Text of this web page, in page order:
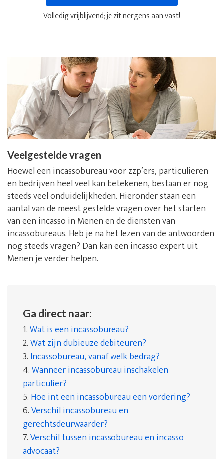
Volledig vrijblijvend; je zit nergens aan vast!
Veelgestelde vragen
Hoewel een incassobureau voor zzp’ers, particulieren
en bedrijven heel veel kan betekenen, bestaan er nog
steeds veel onduidelijkheden. Hieronder staan een
aantal van de meest gestelde vragen over het starten
van een incasso in Menen en de diensten van
incassobureaus. Heb je na het lezen van de antwoorden
nog steeds vragen? Dan kan een incasso expert uit
Menen je verder helpen.
Ga direct naar:
1.Wat is een incassobureau?
2.Wat zijn dubieuze debiteuren?
3. Incassobureau, vanaf welk bedrag?
4.Wanneer incassobureau inschakelen
particulier?
5. Hoe int een incassobureau een vordering?
6.Verschil incassobureau en
gerechtsdeurwaarder?
7.Verschil tussen incassobureau en incasso
advocaat?